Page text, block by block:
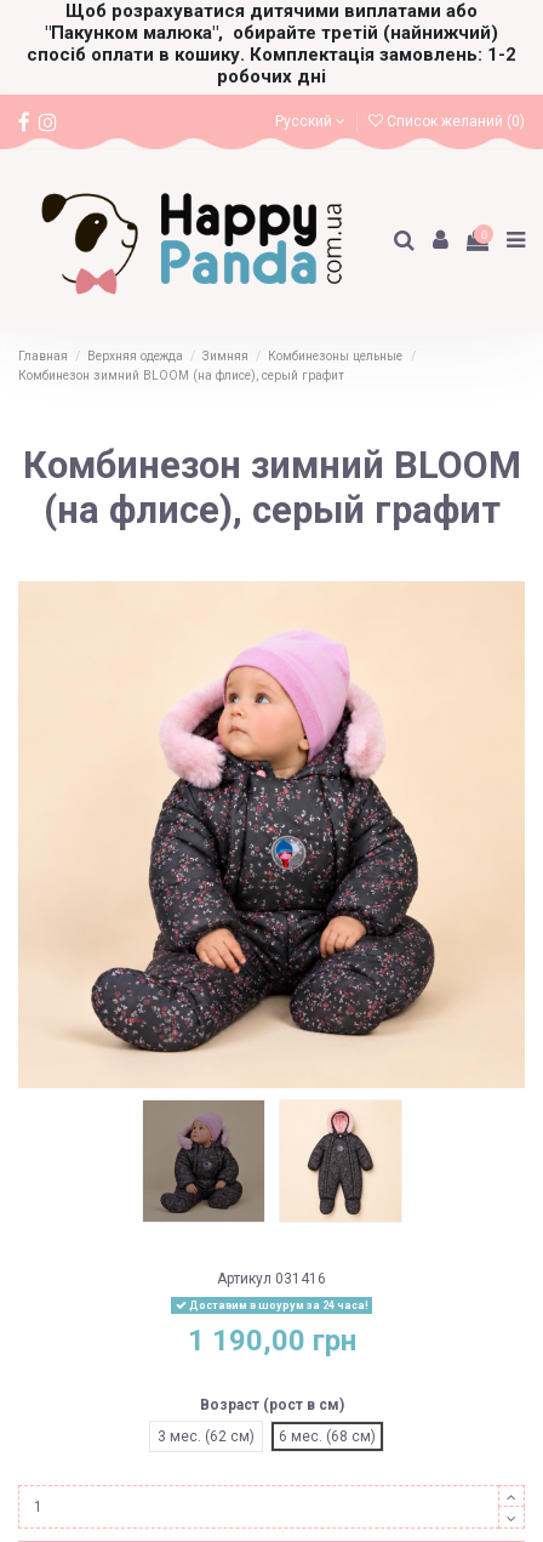
Щоб розрахуватися дитячими виплатами або
"Пакунком малюка", обирайте третій (найнижчий)
спосіб оплати в кошику. Комплектація замовлень: 1-2
робочих дні
Русский Список желаний (0)
0
Главная Верхняя одежда Зимняя
Комбинезоны цельные
Комбинезон зимний BLOOM (на флисе), серый графит
Комбинезон зимний BLOOM
(на флисе), серый графит
Артикул 031416
Доставим в шоурум за 24 часа!
1 190,00 грн
Возраст (рост в см)
3 мес. (62 см)
6 мес. (68 см)